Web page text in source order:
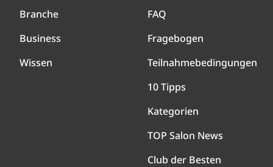
Branche
Business
Wissen
FAQ
Fragebogen
Teilnahmebedingungen
10 Tipps
Kategorien
TOP Salon News
Club der Besten